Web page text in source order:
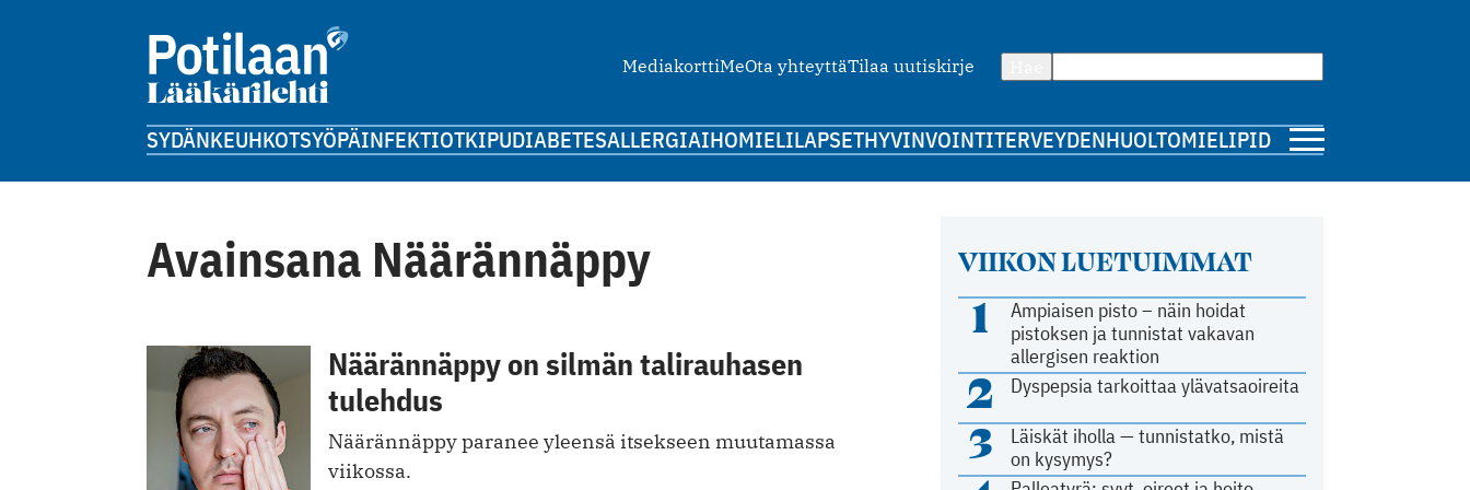
MediakorttiMeOta yhteyttäTilaa uutiskirje
SYDÄNKEUHKOTSYÖPÄINFEKTIOTKIPUDIABETESALLERGIAIHOMIELILAPSETHYVINVOINTITERVEYDENHUOLTOMIELIPIDE
Avainsana Näärännäppy
Näärännäppy on silmän talirauhasen
tulehdus
Näärännäppy paranee yleensä itsekseen muutamassa
viikossa.
VIIKON LUETUIMMAT
1
Ampiaisen pisto – näin hoidat
pistoksen ja tunnistat vakavan
allergisen reaktion
2 Dyspepsia tarkoittaa ylävatsaoireita
3
Läiskät iholla — tunnistatko, mistä
on kysymys?